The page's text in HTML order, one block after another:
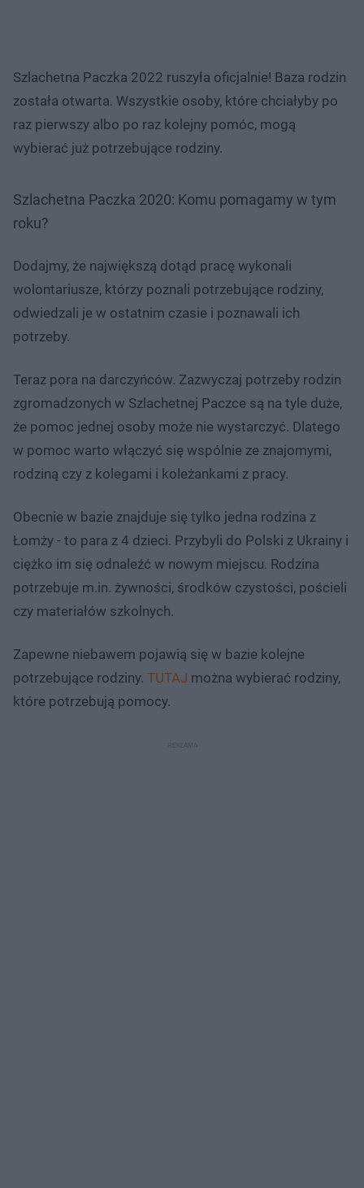
Szlachetna Paczka 2022 ruszyła oficjalnie! Baza rodzin
została otwarta. Wszystkie osoby, które chciałyby po
raz pierwszy albo po raz kolejny pomóc, mogą
wybierać już potrzebujące rodziny.
Szlachetna Paczka 2020: Komu pomagamy w tym
roku?
Dodajmy, że największą dotąd pracę wykonali
wolontariusze, którzy poznali potrzebujące rodziny,
odwiedzali je w ostatnim czasie i poznawali ich
potrzeby.
Teraz pora na darczyńców. Zazwyczaj potrzeby rodzin
zgromadzonych w Szlachetnej Paczce są na tyle duże,
że pomoc jednej osoby może nie wystarczyć. Dlatego
w pomoc warto włączyć się wspólnie ze znajomymi,
rodziną czy z kolegami i koleżankami z pracy.
Obecnie w bazie znajduje się tylko jedna rodzina z
Łomży - to para z 4 dzieci. Przybyli do Polski z Ukrainy i
ciężko im się odnaleźć w nowym miejscu. Rodzina
potrzebuje m.in. żywności, środków czystości, pościeli
czy materiałów szkolnych.
Zapewne niebawem pojawią się w bazie kolejne
potrzebujące rodziny. TUTAJ można wybierać rodziny,
które potrzebują pomocy.